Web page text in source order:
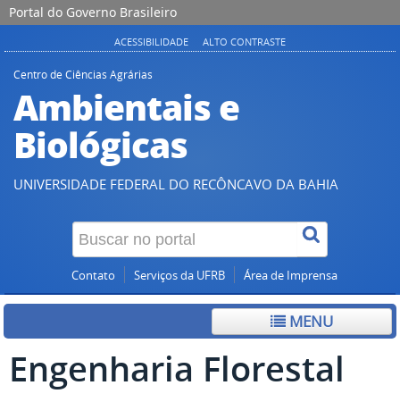
Portal do Governo Brasileiro
ACESSIBILIDADE ALTO CONTRASTE
Centro de Ciências Agrárias
Ambientais e
Biológicas
UNIVERSIDADE FEDERAL DO RECÔNCAVO DA BAHIA
Contato Serviços da UFRB Área de Imprensa
MENU
Engenharia Florestal